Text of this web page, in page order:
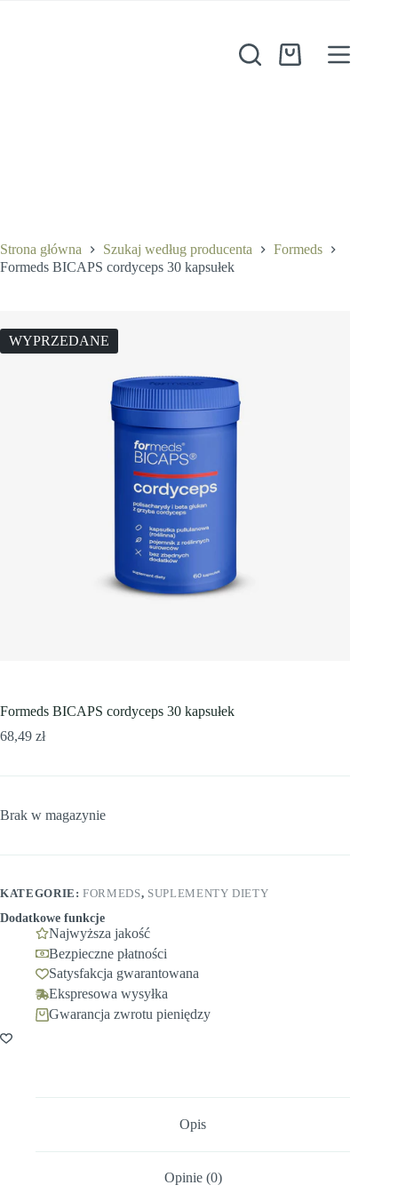
Koszyk
Strona główna Szukaj według producenta
Formeds
Formeds BICAPS cordyceps 30 kapsułek
WYPRZEDANE
Formeds BICAPS cordyceps 30 kapsułek
68,49 zł
Brak w magazynie
KATEGORIE:FORMEDS, SUPLEMENTY DIETY
Dodatkowe funkcje
Najwyższa jakość
Bezpieczne płatności
Satysfakcja gwarantowana
Ekspresowa wysyłka
Gwarancja zwrotu pieniędzy
Opis
Opinie (0)